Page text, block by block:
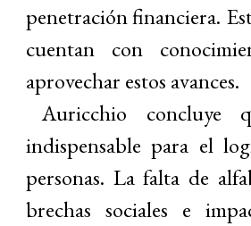
penetración financiera.
cuentan con
aprovechar estos avances.
Auricchio concluye
indispensable para el
personas. La falta de
brechas sociales e